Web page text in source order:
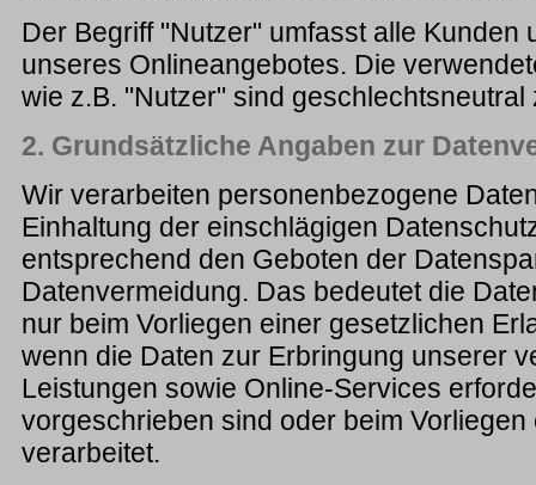
Der Begriff "Nutzer" umfasst alle Kunden
unseres Onlineangebotes. Die
wie z.B. "Nutzer" sind geschlechtsneutral
2. Grundsätzliche Angaben zur
Wir verarbeiten personenbezogene
Einhaltung der einschlägigen
entsprechend den Geboten der
Datenvermeidung. Das bedeutet die
nur beim Vorliegen einer gesetzlichen
wenn die Daten zur Erbringung unserer
Leistungen sowie Online-Services
vorgeschrieben sind oder beim
verarbeitet.